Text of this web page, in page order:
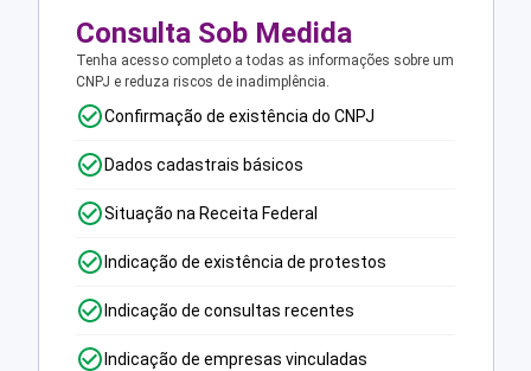
Consulta Sob Medida
Tenha acesso completo a todas as informações sobre um
CNPJ e reduza riscos de inadimplência.
Confirmação de existência do CNPJ
Dados cadastrais básicos
Situação na Receita Federal
Indicação de existência de protestos
Indicação de consultas recentes
Indicação de empresas vinculadas